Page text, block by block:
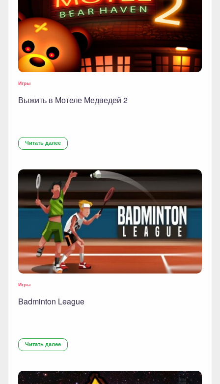
Игры
Выжить в Мотеле Медведей 2
Читать далее
Игры
Badminton League
Читать далее